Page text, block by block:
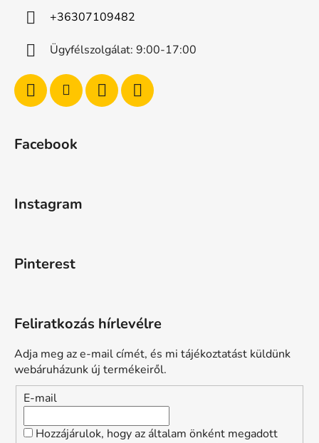
+36307109482
Ügyfélszolgálat: 9:00-17:00
Facebook
Instagram
Pinterest
Feliratkozás hírlevélre
Adja meg az e-mail címét, és mi tájékoztatást küldünk
webáruházunk új termékeiről.
E-mail
Hozzájárulok, hogy az általam önként megadott